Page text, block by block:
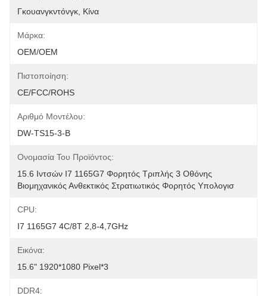
Γκουανγκντόνγκ, Κίνα
Μάρκα:
OEM/OEM
Πιστοποίηση:
CE/FCC/ROHS
Αριθμό Μοντέλου:
DW-TS15-3-B
Ονομασία Του Προϊόντος:
15.6 Ιντσών I7 1165G7 Φορητός Τριπλής 3 Οθόνης
Βιομηχανικός Ανθεκτικός Στρατιωτικός Φορητός Υπολογισ
CPU:
Ι7 1165G7 4C/8T 2,8-4,7GHz
Εικόνα:
15.6" 1920*1080 Pixel*3
DDR4: